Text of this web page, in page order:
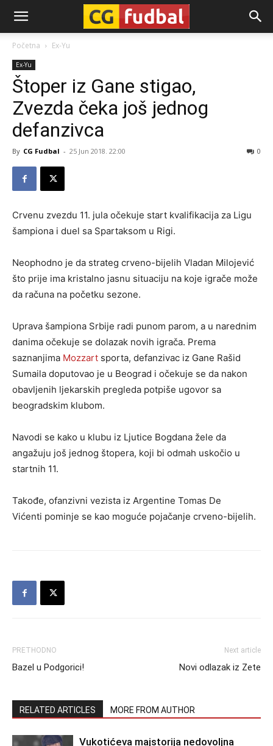
CG-
Fudbal
Početna Ex-Yu
Ex-Yu
Štoper iz Gane stigao,
Zvezda čeka još jednog
defanzivca
By CG Fudbal - 25 Jun 2018. 22:00 0
Crvenu zvezdu 11. jula očekuje start kvalifikacija za Ligu
šampiona i duel sa Spartaksom u Rigi.
Neophodno je da strateg crveno-bijelih Vladan Milojević
što prije ima kristalno jasnu situaciju na koje igrače može
da računa na početku sezone.
Uprava šampiona Srbije radi punom parom, a u narednim
danima očekuje se dolazak novih igrača. Prema
saznanjima Mozzart sporta, defanzivac iz Gane Rašid
Sumaila doputovao je u Beograd i očekuje se da nakon
obavljenih ljekarskih pregleda potpiše ugovor sa
beogradskim klubom.
Navodi se kako u klubu iz Ljutice Bogdana žele da
angažuju još jednog štopera, koji bi odmah uskočio u
startnih 11.
Takođe, ofanzivni vezista iz Argentine Tomas De
Vićenti pominje se kao moguće pojačanje crveno-bijelih.
PRETHODNO
Bazel u Podgorici!
Next article
Novi odlazak iz Zete
RELATED ARTICLES MORE FROM AUTHOR
Vukotićeva majstorija nedovoljna